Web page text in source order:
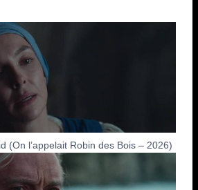
(On l’appelait Robin des Bois – 2026)